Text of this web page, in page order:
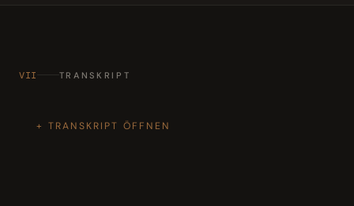
VII TRANSKRIPT
TRANSKRIPT ÖFFNEN